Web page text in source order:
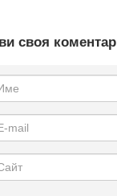
своя коментар